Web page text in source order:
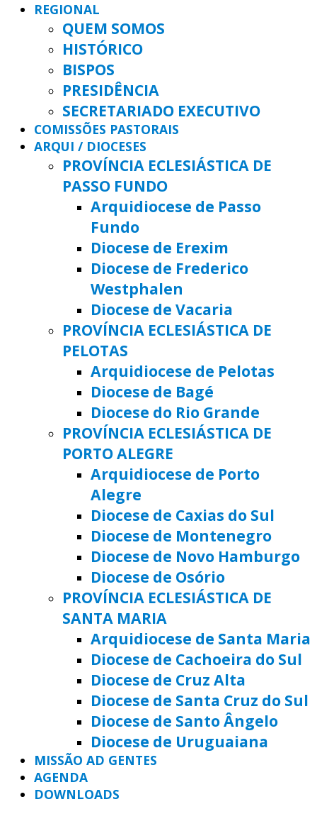
REGIONAL
QUEM SOMOS
HISTÓRICO
BISPOS
PRESIDÊNCIA
SECRETARIADO EXECUTIVO
COMISSÕES PASTORAIS
ARQUI / DIOCESES
PROVÍNCIA ECLESIÁSTICA DE
PASSO FUNDO
Arquidiocese de Passo
Fundo
Diocese de Erexim
Diocese de Frederico
Westphalen
Diocese de Vacaria
PROVÍNCIA ECLESIÁSTICA DE
PELOTAS
Arquidiocese de Pelotas
Diocese de Bagé
Diocese do Rio Grande
PROVÍNCIA ECLESIÁSTICA DE
PORTO ALEGRE
Arquidiocese de Porto
Alegre
Diocese de Caxias do Sul
Diocese de Montenegro
Diocese de Novo Hamburgo
Diocese de Osório
PROVÍNCIA ECLESIÁSTICA DE
SANTA MARIA
Arquidiocese de Santa Maria
Diocese de Cachoeira do Sul
Diocese de Cruz Alta
Diocese de Santa Cruz do Sul
Diocese de Santo Ângelo
Diocese de Uruguaiana
MISSÃO AD GENTES
AGENDA
DOWNLOADS